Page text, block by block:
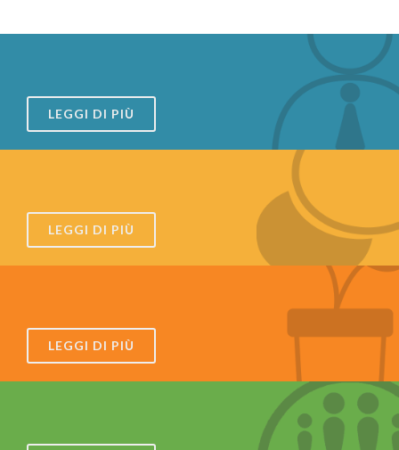
LEGGI DI PIÙ
LEGGI DI PIÙ
LEGGI DI PIÙ